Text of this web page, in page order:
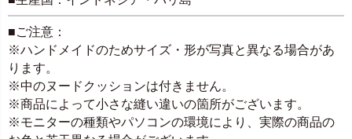
■ご注意：
※ハンドメイドのためサイズ・形が写真と異なる場合があ
ります。
※中のヌードクッションは付きません。
※商品によって小さな縫い違いの箇所がございます。
※モニターの種類やパソコンの環境により、実際の商品の